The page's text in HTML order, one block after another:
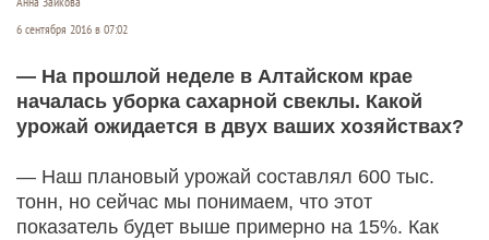
6 сентября 2016 в 07:02
— На прошлой неделе в Алтайском крае
началась уборка сахарной свеклы. Какой
урожай ожидается в двух ваших хозяйствах?
— Наш плановый урожай составлял 600 тыс.
тонн, но сейчас мы понимаем, что этот
показатель будет выше примерно на 15%. Как